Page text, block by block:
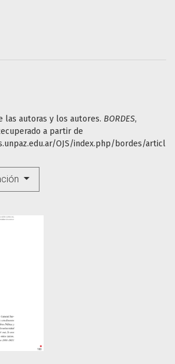
las autoras y los autores. BORDES,
a partir de
OJS/index.php/bordes/articl